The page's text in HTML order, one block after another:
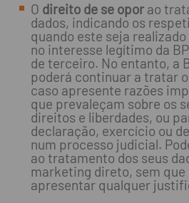
O direito de se opor ao
dados, indicando os
quando este seja
no interesse legítimo da
de terceiro. No entanto, a
poderá continuar a tratar
caso apresente razões
que prevaleçam sobre os
direitos e liberdades, ou
declaração, exercício ou
num processo judicial.
ao tratamento dos seus
marketing direto, sem que
apresentar qualquer